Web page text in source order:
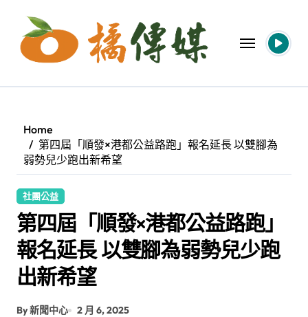
content
Home
第四屆「順發×港都公益路跑」報名延長 以雙腳為
弱勢兒少跑出新希望
社團公益
第四屆「順發×港都公益路跑」
報名延長 以雙腳為弱勢兒少跑
出新希望
By 新聞中心 2 月 6, 2025